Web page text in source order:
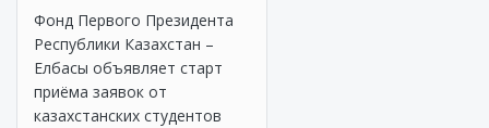
Фонд Первого Президента
Республики Казахстан –
Елбасы объявляет старт
приёма заявок от
казахстанских студентов